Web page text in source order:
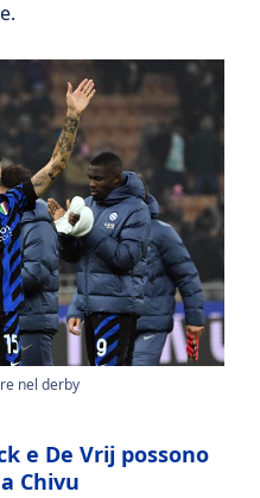
nel derby
e De Vrij possono
Chivu